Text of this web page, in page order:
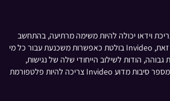
וידאו יכולה להיות משימה מרתיעה, בהתחשב
בשפע האפשרויות הזמינות. עם זאת, Invideo בולטת כאפשרות משכנעת עבור כל מי
גבוהה, הודות לשילוב הייחודי שלה של נגישות,
חדשנות ותכונות מקיפות. להלן מספר סיבות מדוע Invideo צריכה להיות פלטפורמת